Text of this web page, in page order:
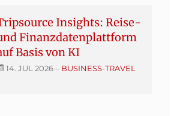
Insights: Reise-
Finanzdatenplattform
Basis von KI
14. JUL 2026– BUSINESS-TRAVEL